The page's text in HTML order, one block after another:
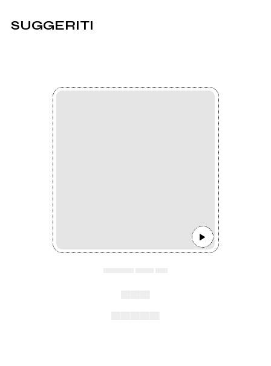
SUGGERITI